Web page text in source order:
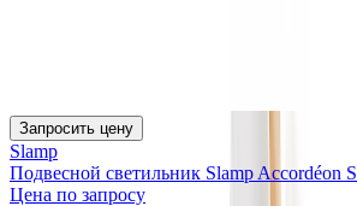
Запросить цену
Slamp
Подвесной светильник Slamp Accordéon S
Цена по запросу